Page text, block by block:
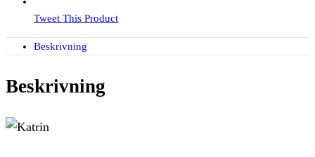
Tweet This Product
Beskrivning
Beskrivning